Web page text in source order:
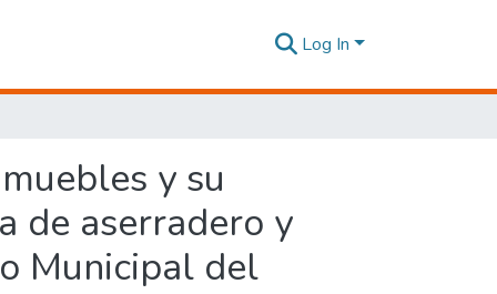
Log In
y su
de aserradero y
Municipal del